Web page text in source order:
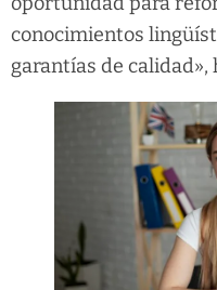
conocimientos
garantías de